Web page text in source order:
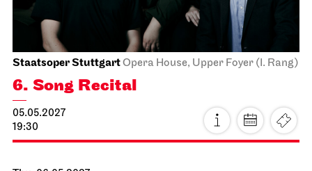
15.05.2027
19:00 - 22:15